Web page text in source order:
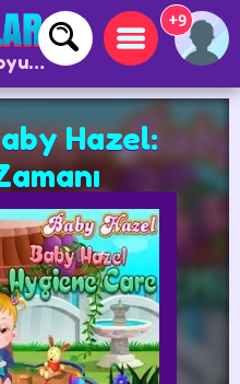
Oyunlar, ücretsiz oyunlar ve çevrimiçi oyunlar
+9
Hazel: